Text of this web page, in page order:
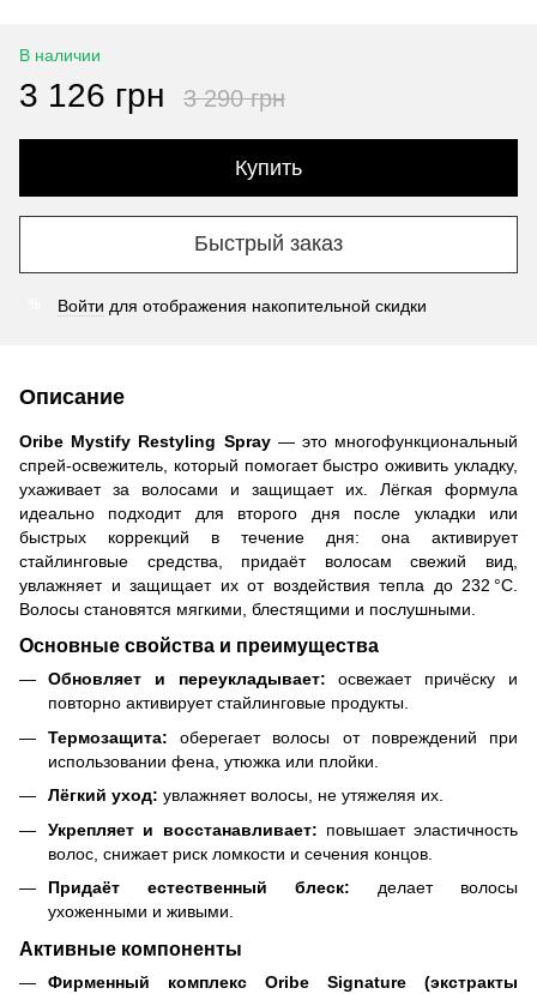
В наличии
3 126 грн 3 290 грн
Купить
Быстрый заказ
Войти для отображения накопительной скидки
Описание
Oribe Mystify Restyling Spray— это многофункциональный
спрей‑освежитель, который помогает быстро оживить укладку,
ухаживает за волосами и защищает их. Лёгкая формула
идеально подходит для второго дня после укладки или
быстрых коррекций в течение дня: она активирует
стайлинговые средства, придаёт волосам свежий вид,
увлажняет и защищает их от воздействия тепла до 232 °C.
Волосы становятся мягкими, блестящими и послушными.
Основные свойства и преимущества
Обновляет и переукладывает: освежает причёску и
повторно активирует стайлинговые продукты.
Термозащита: оберегает волосы от повреждений при
использовании фена, утюжка или плойки.
Лёгкий уход: увлажняет волосы, не утяжеляя их.
Укрепляет и восстанавливает: повышает эластичность
волос, снижает риск ломкости и сечения концов.
Придаёт естественный блеск: делает волосы
ухоженными и живыми.
Активные компоненты
Фирменный комплекс Oribe Signature (экстракты